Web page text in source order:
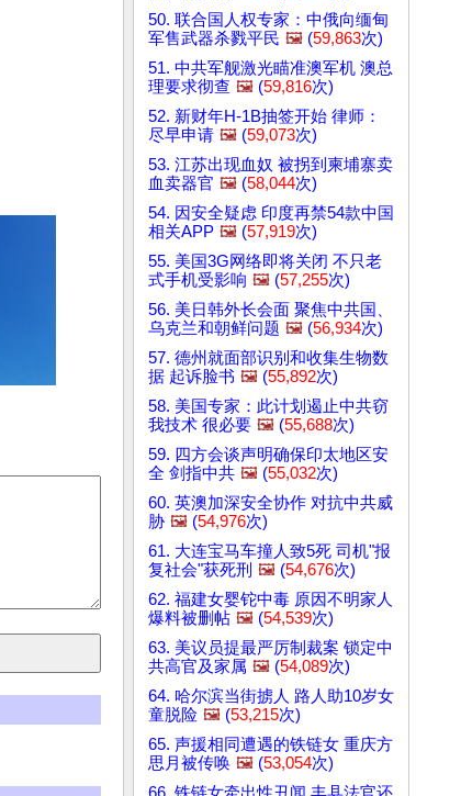
50. 联合国人权专家：中俄向缅甸
军售武器杀戮平民 🖼️ (59,863次)
51. 中共军舰激光瞄准澳军机 澳总
理要求彻查 🖼️ (59,816次)
52. 新财年H-1B抽签开始 律师：
尽早申请 🖼️ (59,073次)
53. 江苏出现血奴 被拐到柬埔寨卖
血卖器官 🖼️ (58,044次)
54. 因安全疑虑 印度再禁54款中国
相关APP 🖼️ (57,919次)
55. 美国3G网络即将关闭 不只老
式手机受影响 🖼️ (57,255次)
56. 美日韩外长会面 聚焦中共国、
乌克兰和朝鲜问题 🖼️ (56,934次)
57. 德州就面部识别和收集生物数
据 起诉脸书 🖼️ (55,892次)
58. 美国专家：此计划遏止中共窃
我技术 很必要 🖼️ (55,688次)
59. 四方会谈声明确保印太地区安
全 剑指中共 🖼️ (55,032次)
60. 英澳加深安全协作 对抗中共威
胁 🖼️ (54,976次)
61. 大连宝马车撞人致5死 司机"报
复社会"获死刑 🖼️ (54,676次)
62. 福建女婴铊中毒 原因不明家人
爆料被删帖 🖼️ (54,539次)
63. 美议员提最严厉制裁案 锁定中
共高官及家属 🖼️ (54,089次)
64. 哈尔滨当街掳人 路人助10岁女
童脱险 🖼️ (53,215次)
65. 声援相同遭遇的铁链女 重庆方
思月被传唤 🖼️ (53,054次)
66. 铁链女牵出性丑闻 丰县法官还